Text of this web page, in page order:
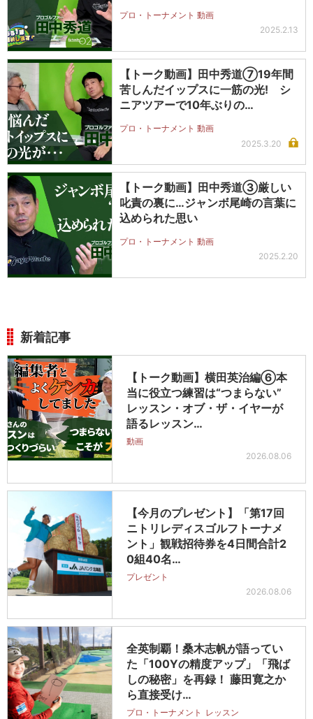
プロ・トーナメント 動画
2025.2.13
【トーク動画】田中秀道⑦19年間
苦しんだイップスに一筋の光! シ
ニアツアーで10年ぶりの…
プロ・トーナメント 動画
2025.3.20
【トーク動画】田中秀道③厳しい
叱責の裏に…ジャンボ尾崎の言葉に
込められた思い
プロ・トーナメント 動画
2025.2.20
新着記事
【トーク動画】横田英治編⑥本
当に役立つ練習は“つまらない”
レッスン・オブ・ザ・イヤーが
語るレッスン…
動画
2026.08.06
【今月のプレゼント】「第17回
ニトリレディスゴルフトーナメ
ント」観戦招待券を4日間合計2
0組40名…
プレゼント
2026.08.06
全英制覇！桑木志帆が語ってい
た「100Yの精度アップ」「飛ば
しの秘密」を再録！ 藤田寛之か
ら直接受け…
プロ・トーナメント レッスン